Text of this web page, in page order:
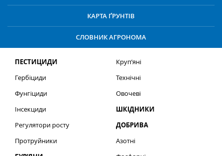
КАРТА ҐРУНТІВ
СЛОВНИК АГРОНОМА
ПЕСТИЦИДИ
Гербіциди
Фунгіциди
Інсекциди
Регулятори росту
Протруйники
Круп’яні
Технічні
Овочеві
ШКІДНИКИ
ДОБРИВА
Азотні